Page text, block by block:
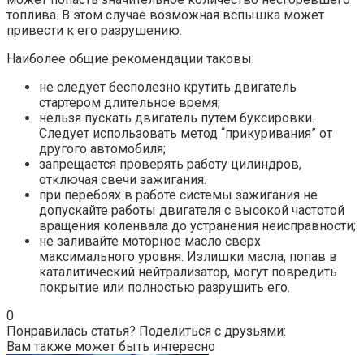
топлива. В этом случае возможная вспышка может
привести к его разрушению.
Наиболее общие рекомендации таковы:
не следует бесполезно крутить двигатель
стартером длительное время;
нельзя пускать двигатель путем буксировки.
Следует использовать метод “прикуривания” от
другого автомобиля;
запрещается проверять работу цилиндров,
отключая свечи зажигания.
при перебоях в работе системы зажигания не
допускайте работы двигателя с высокой частотой
вращения коленвала до устранения неисправности;
не заливайте моторное масло сверх
максимального уровня. Излишки масла, попав в
каталитический нейтрализатор, могут повредить
покрытие или полностью разрушить его.
0
Понравилась статья? Поделиться с друзьями:
Вам также может быть интересно